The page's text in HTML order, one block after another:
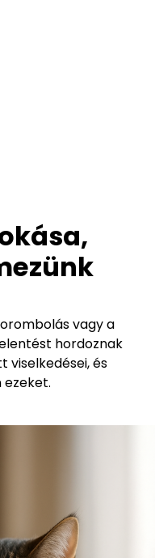
vagy a
hordoznak
viselkedései, és